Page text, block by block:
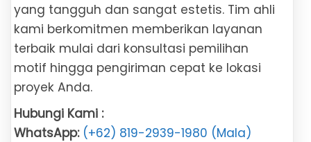
yang tangguh dan sangat estetis. Tim ahli
kami berkomitmen memberikan layanan
terbaik mulai dari konsultasi pemilihan
motif hingga pengiriman cepat ke lokasi
proyek Anda.
Hubungi Kami :
WhatsApp: (+62) 819-2939-1980 (Mala)